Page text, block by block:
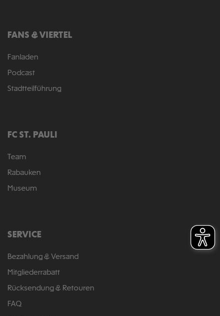
FANS & VIERTEL
Fanladen
Podcast
Stadtteilführung
FC ST. PAULI
Team
Rabauken
Museum
SERVICE
Bezahlung & Versand
Mitgliederrabatt
Rücksendung & Retouren
FAQ